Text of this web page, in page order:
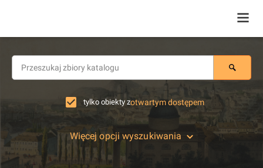
tylko obiekty zotwartym dostępem
Więcej opcji wyszukiwania